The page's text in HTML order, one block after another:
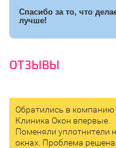
Спасибо за то, что
лучше!
ОТЗЫВЫ
Обратились в компанию
Клиника Окон впервые.
Поменяли уплотнители
окнах. Проблема